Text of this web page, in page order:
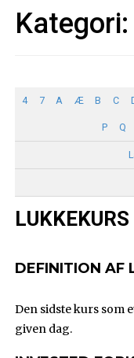
Kategori:
4 7 A Æ B C
P Q
LUKKEKURS
DEFINITION AF
Den sidste kurs som
given dag.